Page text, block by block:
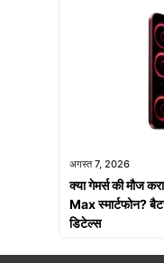
अगस्त 7, 2026
क्या गेमर्स की मौज
Max स्मार्टफोन?
डिटेल्स